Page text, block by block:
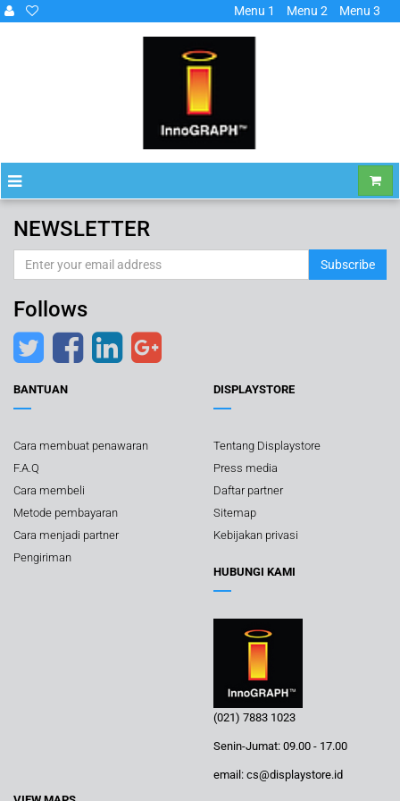
Menu 1 Menu 2 Menu 3
NEWSLETTER
Subscribe
Follows
BANTUAN
Cara membuat penawaran
F.A.Q
Cara membeli
Metode pembayaran
Cara menjadi partner
Pengiriman
DISPLAYSTORE
Tentang Displaystore
Press media
Daftar partner
Sitemap
Kebijakan privasi
HUBUNGI KAMI
(021) 7883 1023
Senin-Jumat: 09.00 - 17.00
email: cs@displaystore.id